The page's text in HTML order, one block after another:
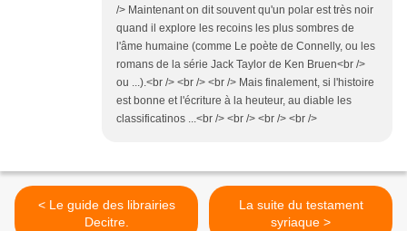
/> Maintenant on dit souvent qu'un polar est très noir
quand il explore les recoins les plus sombres de
l'âme humaine (comme Le poète de Connelly, ou les
romans de la série Jack Taylor de Ken Bruen<br />
ou ...).<br /> <br /> <br /> Mais finalement, si l'histoire
est bonne et l'écriture à la heuteur, au diable les
classificatinos ...<br /> <br /> <br /> <br />
< Le guide des librairies
Decitre.
La suite du testament
syriaque >